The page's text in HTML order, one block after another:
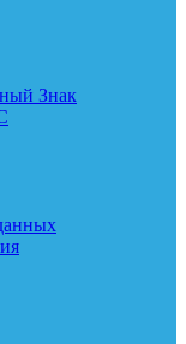
Знак